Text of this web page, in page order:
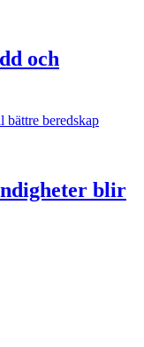
och
bättre beredskap
blir